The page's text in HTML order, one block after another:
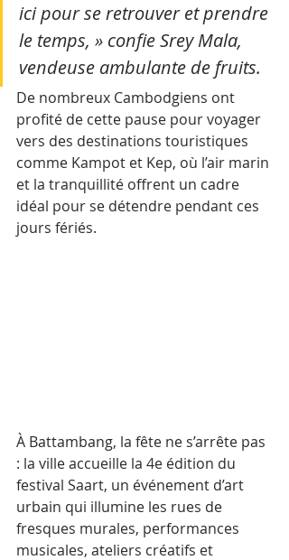
ici pour se retrouver et prendre
le temps, » confie Srey Mala,
vendeuse ambulante de fruits.
De nombreux Cambodgiens ont
profité de cette pause pour voyager
vers des destinations touristiques
comme Kampot﻿ et Kep﻿, où l’air marin
et la tranquillité offrent un cadre
idéal pour se détendre pendant ces
jours fériés.
À Battambang﻿, la fête ne s’arrête pas
: la ville accueille la 4e édition du
festival Saart﻿, un événement d’art
urbain qui illumine les rues de
fresques murales, performances
musicales, ateliers créatifs et